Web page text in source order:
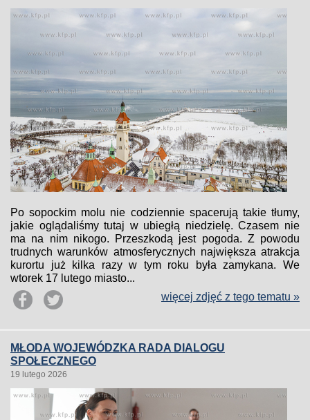
Po sopockim molu nie codziennie spacerują takie tłumy,
jakie oglądaliśmy tutaj w ubiegłą niedzielę. Czasem nie
ma na nim nikogo. Przeszkodą jest pogoda. Z powodu
trudnych warunków atmosferycznych największa atrakcja
kurortu już kilka razy w tym roku była zamykana. We
wtorek 17 lutego miasto...
więcej zdjęć z tego tematu »
MŁODA WOJEWÓDZKA RADA DIALOGU
SPOŁECZNEGO
19 lutego 2026